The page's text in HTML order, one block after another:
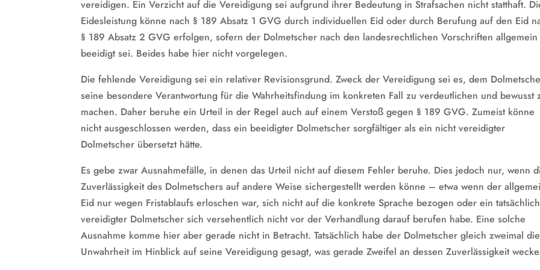
vereidigen. Ein Verzicht auf die Vereidigung sei aufgrund ihrer Bedeutung in Strafsachen nicht statthaft.
Eidesleistung könne nach § 189 Absatz 1 GVG durch individuellen Eid oder durch Berufung auf den Eid
§ 189 Absatz 2 GVG erfolgen, sofern der Dolmetscher nach den landesrechtlichen Vorschriften allgemein
beeidigt sei. Beides habe hier nicht vorgelegen.
Die fehlende Vereidigung sei ein relativer Revisionsgrund. Zweck der Vereidigung sei es, dem
seine besondere Verantwortung für die Wahrheitsfindung im konkreten Fall zu verdeutlichen und bewusst
machen. Daher beruhe ein Urteil in der Regel auch auf einem Verstoß gegen § 189 GVG. Zumeist könne
nicht ausgeschlossen werden, dass ein beeidigter Dolmetscher sorgfältiger als ein nicht vereidigter
Dolmetscher übersetzt hätte.
Es gebe zwar Ausnahmefälle, in denen das Urteil nicht auf diesem Fehler beruhe. Dies jedoch nur, wenn
Zuverlässigkeit des Dolmetschers auf andere Weise sichergestellt werden könne – etwa wenn der
Eid nur wegen Fristablaufs erloschen war, sich nicht auf die konkrete Sprache bezogen oder ein tatsächlich
vereidigter Dolmetscher sich versehentlich nicht vor der Verhandlung darauf berufen habe. Eine solche
Ausnahme komme hier aber gerade nicht in Betracht. Tatsächlich habe der Dolmetscher gleich zweimal die
Unwahrheit im Hinblick auf seine Vereidigung gesagt, was gerade Zweifel an dessen Zuverlässigkeit